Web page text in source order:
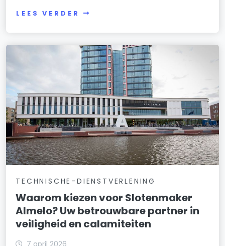
LEES VERDER
TECHNISCHE-DIENSTVERLENING
Waarom kiezen voor Slotenmaker
Almelo? Uw betrouwbare partner in
veiligheid en calamiteiten
7 april 2026